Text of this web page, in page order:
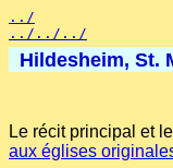
../
../../../
Hildesheim, St.
Le récit principal et
aux églises